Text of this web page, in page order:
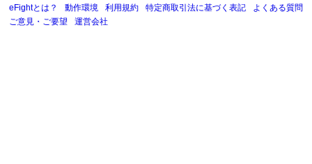
eFightとは？ 動作環境 利用規約 特定商取引法に基づく表記
よくある質問
ご意見・ご要望
運営会社